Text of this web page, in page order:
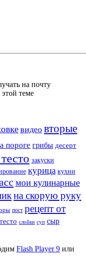
на почту
теме
видео вторые
пороге грибы десерт
закуски
курица кухни
мои кулинарные
на скорую руку
пост рецепт от
слойки суп сыр
Flash Player 9 или